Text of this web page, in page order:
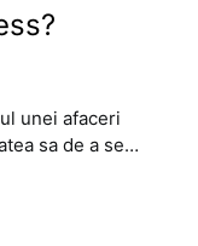
unei afaceri
sa de a se…